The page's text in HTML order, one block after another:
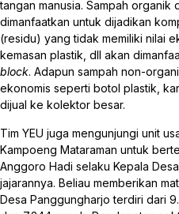
tangan manusia. Sampah organik
dimanfaatkan untuk dijadikan
(residu) yang tidak memiliki nilai
kemasan plastik, dll akan
block. Adapun sampah non-
ekonomis seperti botol plastik,
dijual ke kolektor besar.
Tim YEU juga mengunjungi unit
Kampoeng Mataraman untuk
Anggoro Hadi selaku Kepala
jajarannya. Beliau memberikan
Desa Panggungharjo terdiri dari